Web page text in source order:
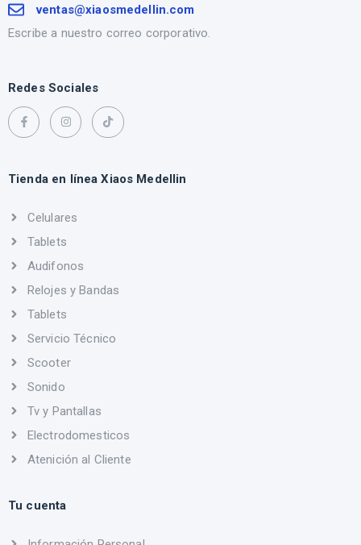
ventas@xiaosmedellin.com
Escribe a nuestro correo corporativo.
Redes Sociales
Tienda en línea Xiaos Medellin
Celulares
Tablets
Audifonos
Relojes y Bandas
Tablets
Servicio Técnico
Scooter
Sonido
Tv y Pantallas
Electrodomesticos
Atenición al Cliente
Tu cuenta